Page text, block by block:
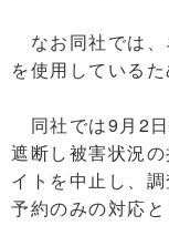
なお同社では、
を使用しているた
同社では9月2
遮断し被害状況
イトを中止し、
予約のみの対応と